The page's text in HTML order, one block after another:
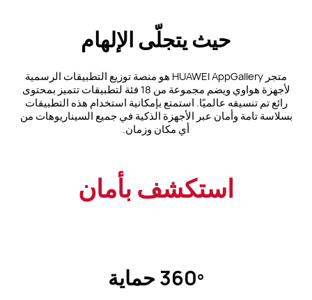
حيث يتجلّى الإلهام
متجر HUAWEI AppGallery هو منصة توزيع التطبيقات الرسمية
لأجهزة هواوي ويضم مجموعة من 18 فئة لتطبيقات تتميز بمحتوى
رائع تم تنسيقه عالميًا. استمتع بإمكانية استخدام هذه التطبيقات
بسلاسة تامة وأمان عبر الأجهزة الذكية في جميع السيناريوهات من
أي مكان وزمان.
استكشف بأمان
360º حماية